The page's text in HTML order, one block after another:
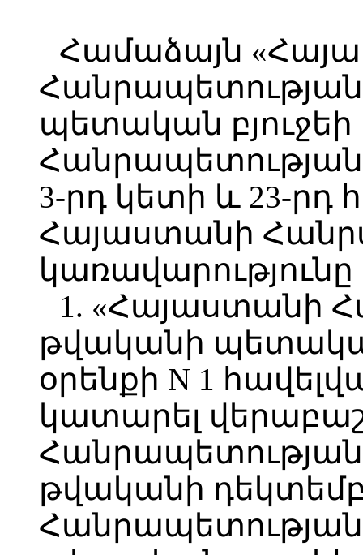
Համաձայն
Հանրապետության
պետական
Հանրապետության
3-րդ կետի և 23-րդ
Հայաստանի
կառավարությունը
1. «Հայաստանի
թվականի
օրենքի N 1
կատարել
Հանրապետության
թվականի
Հանրապետության